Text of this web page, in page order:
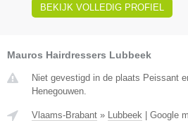
BEKIJK VOLLEDIG PROFIEL
Mauros Hairdressers Lubbeek
Niet gevestigd in de plaats Peissant
Henegouwen.
Vlaams-Brabant » Lubbeek | Google